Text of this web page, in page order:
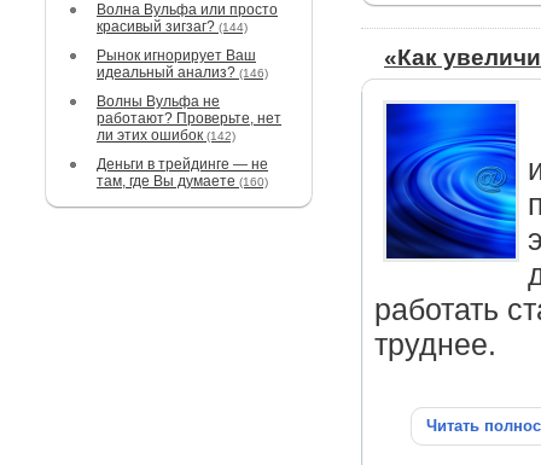
Волна Вульфа или просто
красивый зигзаг? (144)
Рынок игнорирует Ваш
идеальный анализ? (146)
Волны Вульфа не
работают? Проверьте, нет
ли этих ошибок (142)
Деньги в трейдинге — не
там, где Вы думаете (160)
«Как
работать
труднее.
Читать